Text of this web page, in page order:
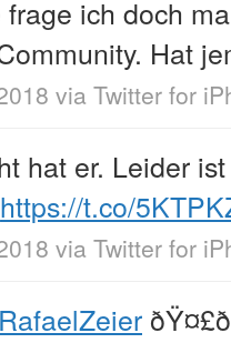
ich doch
Hat
via Twitter for
hat er. Leider
https://t.co/
via Twitter for
RafaelZeier